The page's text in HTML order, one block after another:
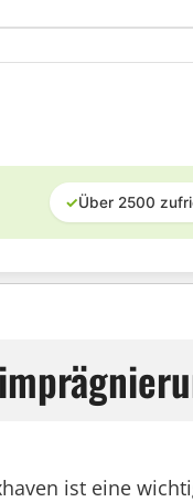
✓Über 2500
ist eine